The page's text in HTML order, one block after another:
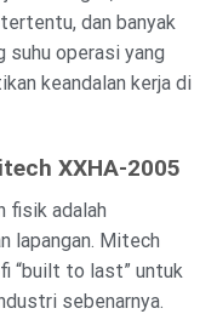
dan banyak
suhu operasi yang
keandalan kerja di
XXHA-2005
fisik adalah
lapangan. Mitech
“built to last” untuk
sebenarnya.